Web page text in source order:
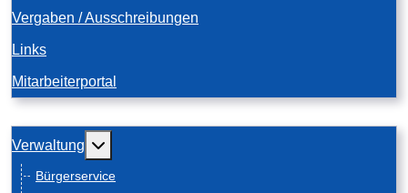
Vergaben / Ausschreibungen
Links
Mitarbeiterportal
Verwaltung Weitere Informationen: Verwaltung
Bürgerservice